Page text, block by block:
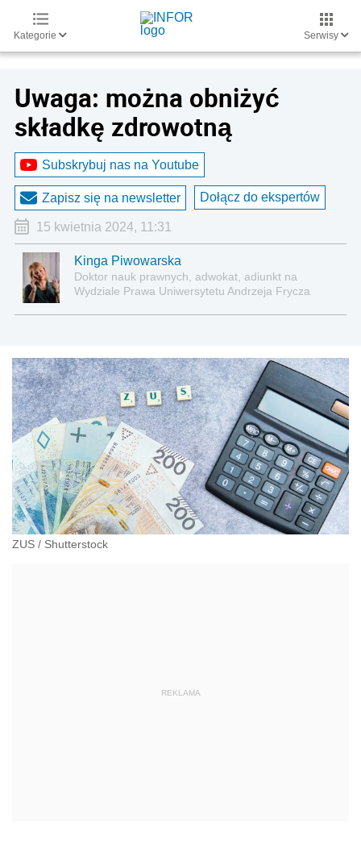
Kategorie Serwisy
Uwaga: można obniżyć
składkę zdrowotną
Subskrybuj nas na Youtube
Zapisz się na newsletter Dołącz do ekspertów
15 kwietnia 2024, 11:31
Kinga Piwowarska
Doktor nauk prawnych, adwokat, adiunkt na
Wydziale Prawa Uniwersytetu Andrzeja Frycza
administracyjnoprawnych aspektach związanych z
pracą i pomocą socjalną.
ZUS / Shutterstock